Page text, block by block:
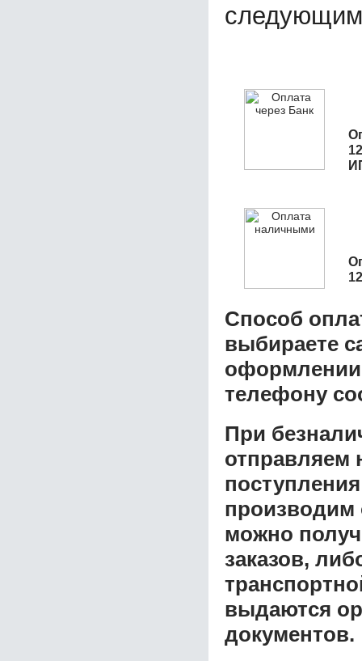
Способ
выбираете
оформлении
телефону
При
отправляем
производим
можно
заказов,
выдаются
документов.